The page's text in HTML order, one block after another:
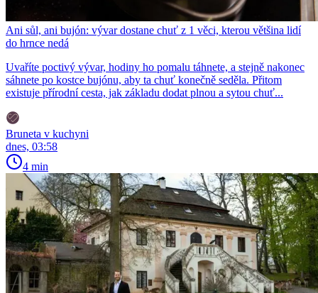
Ani sůl, ani bujón: vývar dostane chuť z 1 věci, kterou většina lidí
do hrnce nedá
Uvaříte poctivý vývar, hodiny ho pomalu táhnete, a stejně nakonec
sáhnete po kostce bujónu, aby ta chuť konečně seděla. Přitom
existuje přírodní cesta, jak základu dodat plnou a sytou chuť...
Bruneta v kuchyni
dnes, 03:58
4 min